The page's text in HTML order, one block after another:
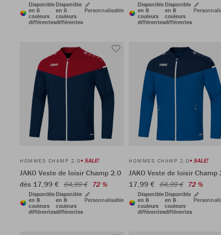
Disponible
en 6
couleurs
différentes
Disponible
en 6
couleurs
différentes
Personnalisable
Disponible
en 8
couleurs
différentes
Disponible
en 8
couleurs
différentes
HOMMES CHAMP 2.0 SALE!
JAKO Veste de loisir Champ 2.0
dès 17,99 € 64,99 € 72 %
Disponible
en 8
couleurs
différentes
Disponible
en 8
couleurs
différentes
Personnalisable
HOMMES CHAMP 2.0 SALE!
JAKO Veste de loisir Champ
17,99 € 64,99 € 72 %
Disponible
en 8
couleurs
différentes
Disponible
en 8
couleurs
différentes